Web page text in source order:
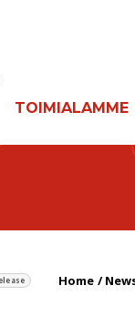
TOIMIALAMME
Home